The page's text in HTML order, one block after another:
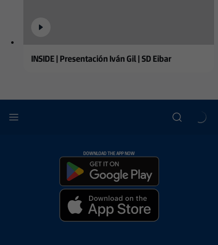
INSIDE | Presentación Iván Gil | SD Eibar
DOWNLOAD THE APP NOW